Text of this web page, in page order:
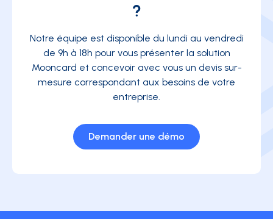
?
Notre équipe est disponible du lundi au vendredi
de 9h à 18h pour vous présenter la solution
Mooncard et concevoir avec vous un devis sur-
mesure correspondant aux besoins de votre
entreprise.
Demander une démo